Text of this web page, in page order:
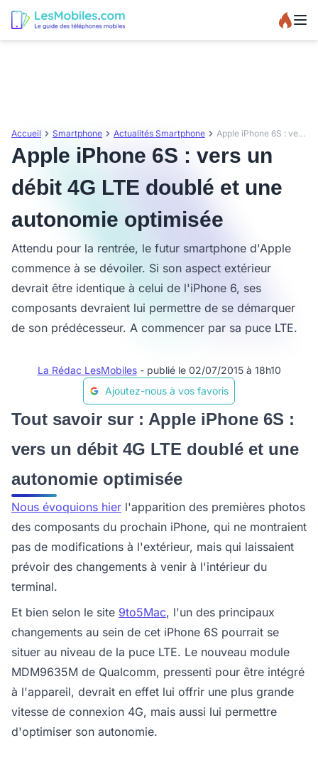
Accueil Smartphone Actualités Smartphone Apple iPhone 6S : vers un débit 4G LTE doublé et une autonomie optimisée
Apple iPhone 6S : vers un
débit 4G LTE doublé et une
autonomie optimisée
Attendu pour la rentrée, le futur smartphone d'Apple
commence à se dévoiler. Si son aspect extérieur
devrait être identique à celui de l'iPhone 6, ses
composants devraient lui permettre de se démarquer
de son prédécesseur. A commencer par sa puce LTE.
La Rédac LesMobiles - publié le 02/07/2015 à 18h10
Ajoutez-nous à vos favoris
Tout savoir sur : Apple iPhone 6S :
vers un débit 4G LTE doublé et une
autonomie optimisée
Nous évoquions hier l'apparition des premières photos
des composants du prochain iPhone, qui ne montraient
pas de modifications à l'extérieur, mais qui laissaient
prévoir des changements à venir à l'intérieur du
terminal.
Et bien selon le site 9to5Mac, l'un des principaux
changements au sein de cet iPhone 6S pourrait se
situer au niveau de la puce LTE. Le nouveau module
MDM9635M de Qualcomm, pressenti pour être intégré
à l'appareil, devrait en effet lui offrir une plus grande
vitesse de connexion 4G, mais aussi lui permettre
d'optimiser son autonomie.